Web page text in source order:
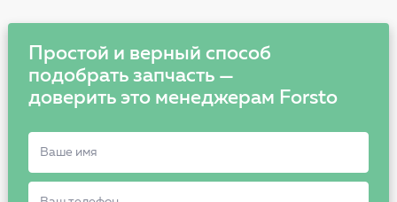
Простой и верный способ
подобрать запчасть —
доверить это менеджерам Forsto